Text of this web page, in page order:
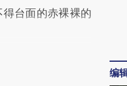
台面的赤裸裸的
编